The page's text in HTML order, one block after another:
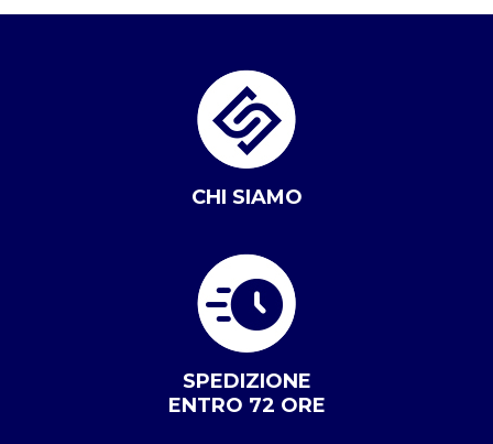
CHI SIAMO
SPEDIZIONE
ENTRO 72 ORE